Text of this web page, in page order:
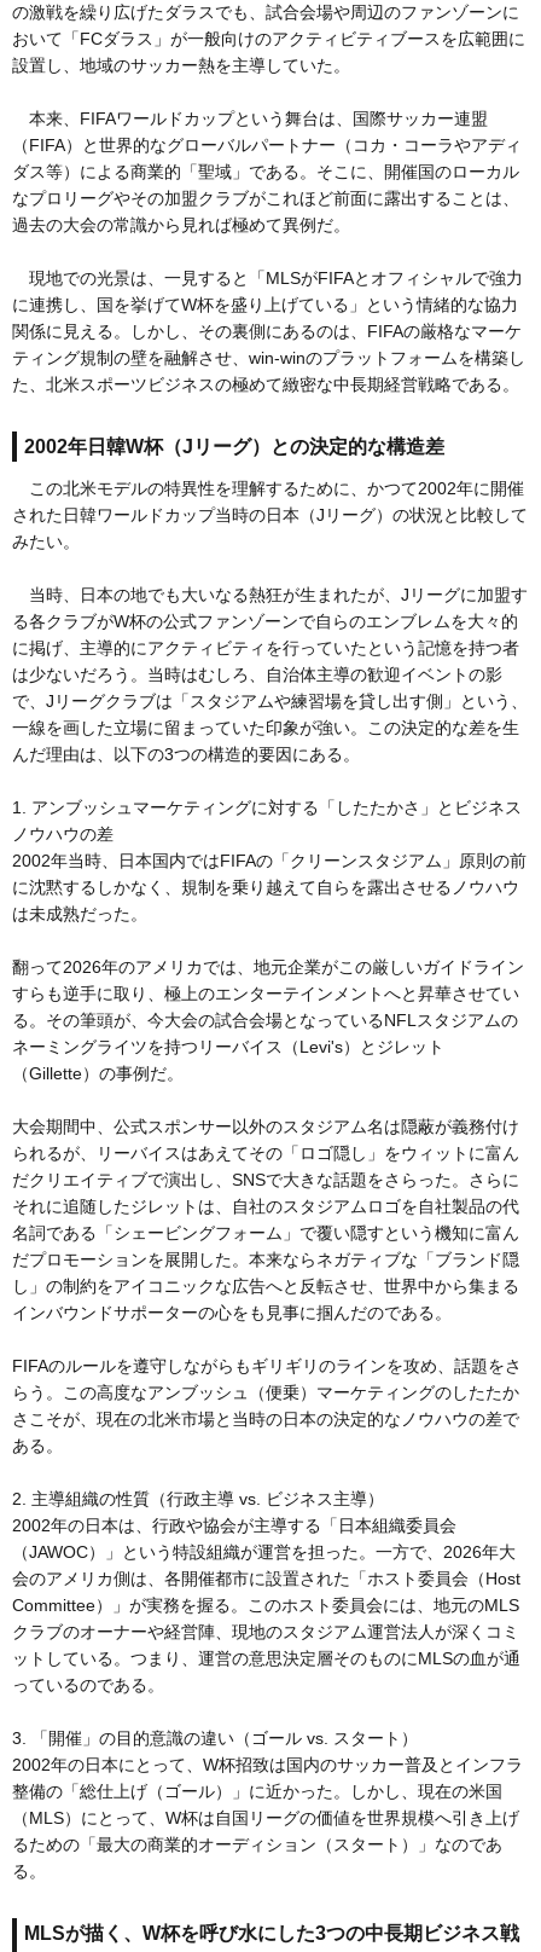
の激戦を繰り広げたダラスでも、試合会場や周辺のファンゾーンに
おいて「FCダラス」が一般向けのアクティビティブースを広範囲に
設置し、地域のサッカー熱を主導していた。
本来、FIFAワールドカップという舞台は、国際サッカー連盟
（FIFA）と世界的なグローバルパートナー（コカ・コーラやアディ
ダス等）による商業的「聖域」である。そこに、開催国のローカル
なプロリーグやその加盟クラブがこれほど前面に露出することは、
過去の大会の常識から見れば極めて異例だ。
現地での光景は、一見すると「MLSがFIFAとオフィシャルで強力
に連携し、国を挙げてW杯を盛り上げている」という情緒的な協力
関係に見える。しかし、その裏側にあるのは、FIFAの厳格なマーケ
ティング規制の壁を融解させ、win-winのプラットフォームを構築し
た、北米スポーツビジネスの極めて緻密な中長期経営戦略である。
2002年日韓W杯（Jリーグ）との決定的な構造差
この北米モデルの特異性を理解するために、かつて2002年に開催
された日韓ワールドカップ当時の日本（Jリーグ）の状況と比較して
みたい。
当時、日本の地でも大いなる熱狂が生まれたが、Jリーグに加盟す
る各クラブがW杯の公式ファンゾーンで自らのエンブレムを大々的
に掲げ、主導的にアクティビティを行っていたという記憶を持つ者
は少ないだろう。当時はむしろ、自治体主導の歓迎イベントの影
で、Jリーグクラブは「スタジアムや練習場を貸し出す側」という、
一線を画した立場に留まっていた印象が強い。この決定的な差を生
んだ理由は、以下の3つの構造的要因にある。
1. アンブッシュマーケティングに対する「したたかさ」とビジネス
ノウハウの差
2002年当時、日本国内ではFIFAの「クリーンスタジアム」原則の前
に沈黙するしかなく、規制を乗り越えて自らを露出させるノウハウ
は未成熟だった。
翻って2026年のアメリカでは、地元企業がこの厳しいガイドライン
すらも逆手に取り、極上のエンターテインメントへと昇華させてい
る。その筆頭が、今大会の試合会場となっているNFLスタジアムの
ネーミングライツを持つリーバイス（Levi's）とジレット
（Gillette）の事例だ。
大会期間中、公式スポンサー以外のスタジアム名は隠蔽が義務付け
られるが、リーバイスはあえてその「ロゴ隠し」をウィットに富ん
だクリエイティブで演出し、SNSで大きな話題をさらった。さらに
それに追随したジレットは、自社のスタジアムロゴを自社製品の代
名詞である「シェービングフォーム」で覆い隠すという機知に富ん
だプロモーションを展開した。本来ならネガティブな「ブランド隠
し」の制約をアイコニックな広告へと反転させ、世界中から集まる
インバウンドサポーターの心をも見事に掴んだのである。
FIFAのルールを遵守しながらもギリギリのラインを攻め、話題をさ
らう。この高度なアンブッシュ（便乗）マーケティングのしたたか
さこそが、現在の北米市場と当時の日本の決定的なノウハウの差で
ある。
2. 主導組織の性質（行政主導 vs. ビジネス主導）
2002年の日本は、行政や協会が主導する「日本組織委員会
（JAWOC）」という特設組織が運営を担った。一方で、2026年大
会のアメリカ側は、各開催都市に設置された「ホスト委員会（Host
Committee）」が実務を握る。このホスト委員会には、地元のMLS
クラブのオーナーや経営陣、現地のスタジアム運営法人が深くコミ
ットしている。つまり、運営の意思決定層そのものにMLSの血が通
っているのである。
3. 「開催」の目的意識の違い（ゴール vs. スタート）
2002年の日本にとって、W杯招致は国内のサッカー普及とインフラ
整備の「総仕上げ（ゴール）」に近かった。しかし、現在の米国
（MLS）にとって、W杯は自国リーグの価値を世界規模へ引き上げ
るための「最大の商業的オーディション（スタート）」なのであ
る。
MLSが描く、W杯を呼び水にした3つの中長期ビジネス戦